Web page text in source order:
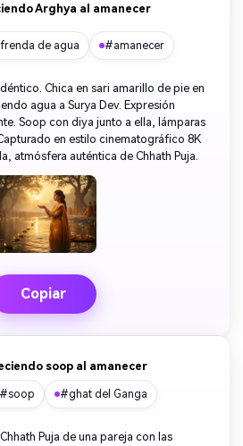
Arghya al amanecer
de agua #amanecer
Chica en sari amarillo de pie en
agua a Surya Dev. Expresión
Soop con diya junto a ella, lámparas
en estilo cinematográfico 8K
atmósfera auténtica de Chhath Puja.
Copiar
soop al amanecer
#soop #ghat del Ganga
Puja de una pareja con las